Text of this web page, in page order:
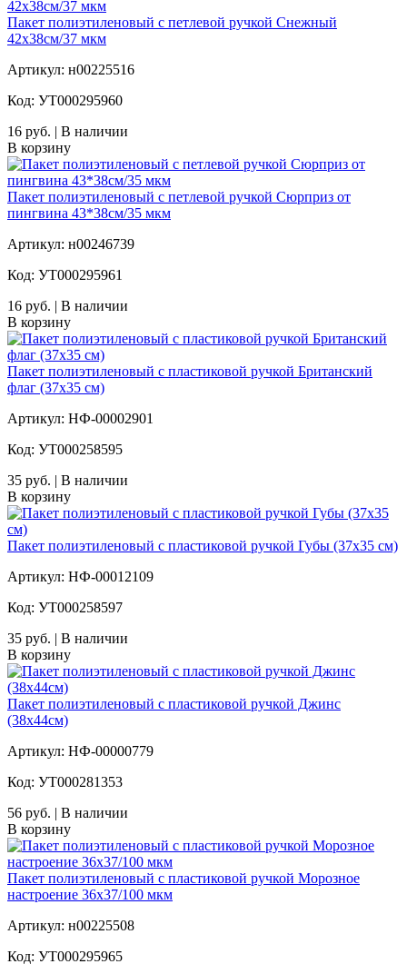
Пакет полиэтиленовый с петлевой ручкой Снежный
42х38см/37 мкм
Артикул: н00225516
Код: УТ000295960
16 руб. | В наличии
В корзину
Пакет полиэтиленовый с петлевой ручкой Сюрприз от
пингвина 43*38см/35 мкм
Артикул: н00246739
Код: УТ000295961
16 руб. | В наличии
В корзину
Пакет полиэтиленовый с пластиковой ручкой Британский
флаг (37х35 см)
Артикул: НФ-00002901
Код: УТ000258595
35 руб. | В наличии
В корзину
Пакет полиэтиленовый с пластиковой ручкой Губы (37х35 см)
Артикул: НФ-00012109
Код: УТ000258597
35 руб. | В наличии
В корзину
Пакет полиэтиленовый с пластиковой ручкой Джинс
(38х44см)
Артикул: НФ-00000779
Код: УТ000281353
56 руб. | В наличии
В корзину
Пакет полиэтиленовый с пластиковой ручкой Морозное
настроение 36х37/100 мкм
Артикул: н00225508
Код: УТ000295965